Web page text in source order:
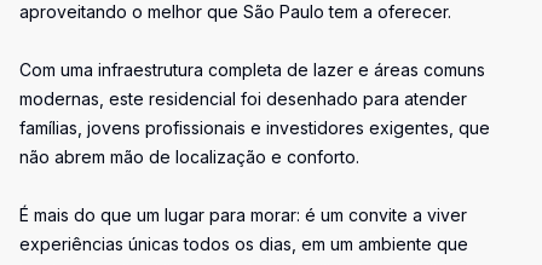
aproveitando o melhor que São Paulo tem a oferecer.
Com uma infraestrutura completa de lazer e áreas comuns
modernas, este residencial foi desenhado para atender
famílias, jovens profissionais e investidores exigentes, que
não abrem mão de localização e conforto.
É mais do que um lugar para morar: é um convite a viver
experiências únicas todos os dias, em um ambiente que